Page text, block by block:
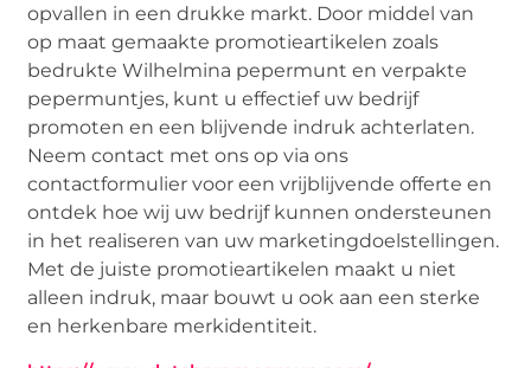
opvallen in een drukke markt. Door middel van
op maat gemaakte promotieartikelen zoals
bedrukte Wilhelmina pepermunt en verpakte
pepermuntjes, kunt u effectief uw bedrijf
promoten en een blijvende indruk achterlaten.
Neem contact met ons op via ons
contactformulier voor een vrijblijvende offerte en
ontdek hoe wij uw bedrijf kunnen ondersteunen
in het realiseren van uw marketingdoelstellingen.
Met de juiste promotieartikelen maakt u niet
alleen indruk, maar bouwt u ook aan een sterke
en herkenbare merkidentiteit.